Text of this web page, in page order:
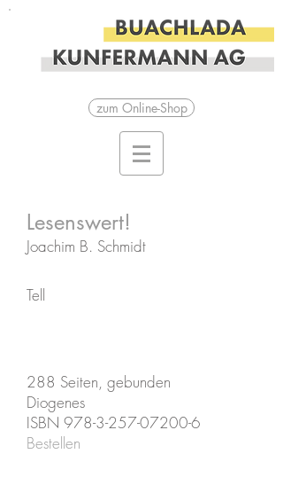
zum Online-Shop
Lesenswert!
Joachim B. Schmidt
Tell
288 Seiten, gebunden
Diogenes
ISBN 978-3-257-07200-6
Bestellen